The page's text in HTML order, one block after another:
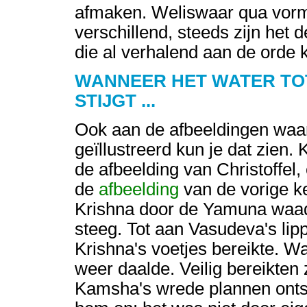
afmaken. Weliswaar qua
verschillend, steeds zijn het
die al verhalend aan de orde
WANNEER HET WATER
STIJGT ...
Ook aan de afbeeldingen
geïllustreerd kun je dat zien.
de afbeelding van
de afbeelding van de vorige
Krishna door de Yamuna
steeg. Tot aan Vasudeva's
Krishna's voetjes bereikte.
weer daalde. Veilig
Kamsha's wrede plannen